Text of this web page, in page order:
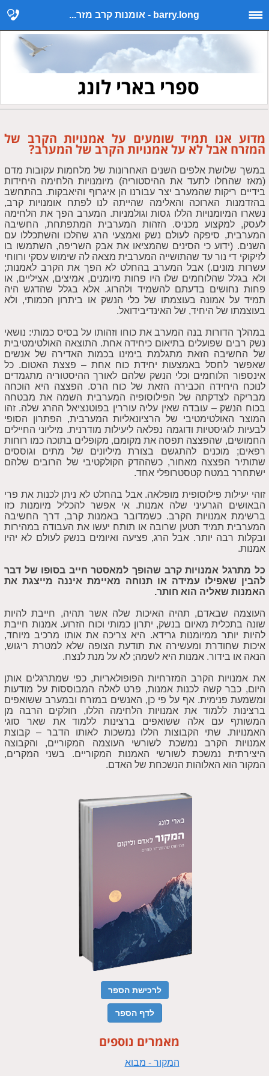
barry.long - אומנות קרב מזר...
ספרי בארי לונג
מדוע אנו תמיד שומעים על אמנויות הקרב של
המזרח אבל לא על אמנויות הקרב של המערב?
במשך שלושת אלפים השנים האחרונות של מלחמות עקובות מדם
(מאז שהחלו לתעד את ההיסטוריה) מיומנויות הלחימה היחידות
בידיים ריקות שהמערב יצר עבורנו הן איגרוף והיאבקות. בהתחשב
בהזדמנות הארוכה והאלימה שהייתה לנו לפתח אומנויות קרב,
נשארו המיומנויות הללו גסות וגולמניות. המערב הפך את הלחימה
לעסק, למקצוע מכניס. הזהות המערבית המתפתחת, החשיבה
המערבית, סיפקה לעולם נשק ואמצעי הרג שהלכו והשתכללו עם
השנים. (ידוע כי הסינים שהמציאו את אבק השריפה, השתמשו בו
לזיקוקי די נור עד שהתושייה המערבית מצאה לה שימוש עסקי ורווחי
עשרות מונים.) אבל המערב בהחלט לא הפך את הקרב לאמנות;
ולא בגלל שהלוחמים שלו היו פחות מיומנים, אמיצים, אציליים, או
פחות נחושים בדעתם להשמיד ולהרוג. אלא בגלל שהדגש היה
תמיד על אמונה בעוצמתו של כלי הנשק או ביתרון הכמותי, ולא
בעוצמתו של היחיד, של האינדיבידואל.
במהלך הדורות בנה המערב את כוחו וזהותו על בסיס כמותי: נושאי
נשק רבים שפועלים בתיאום כיחידה אחת. התוצאה האולטימטיבית
של החשיבה הזאת מתגלמת בימינו בכמות האדירה של אנשים
שאפשר לחסל באמצעות יחידת כוח אחת – פצצת האטום. כל
אינספור הלוחמים וכלי הנשק שלהם לאורך ההיסטוריה מתגמדים
לנוכח היחידה הכבירה הזאת של כוח הרס. הפצצה היא הוכחה
מבריקה לצדקתה של הפילוסופיה המערבית השמה את מבטחה
בכוח הנשק – עובדה שאין עליה עוררין בפוטנציאל ההרג שלה. זהו
המוצר האולטימטיבי של הרציונאליות המערבית, הפתרון הסופי
לבעיות לוגיסטיות ודוגמה נפלאה ליעילות מודרנית. מיליוני החיילים
החמושים, שהפצצה תפסה את מקומם, מקופלים בתוכה כמו רוחות
רפאים; מוכנים להתגשם בצורת מיליונים של מתים וגוססים
שתותיר הפצצה מאחור, כשההדק הקולקטיבי של הרובים שלהם
ישתחרר במטח קטסטרופלי אחד.
זוהי יעילות פילוסופית מופלאה. אבל בהחלט לא ניתן לכנות את פרי
הבאושים הגרעיני שלה אמנות. אי אפשר להכליל מיומנות כזו
ברשימת אמנויות הקרב. כשמדובר באמנות קרב, דרך החשיבה
המערבית תמיד תטען שרובה או תותח יעשו את העבודה במהירות
ובקלות רבה יותר. אבל הרג, פציעה ואיומים בנשק לעולם לא יהיו
אמנות.
כל מתרגל אמנויות קרב שהופך למאסטר חייב בסופו של דבר
להבין שאפילו עמידה או תנוחה מאיימת איננה מייצגת את
האמנות שאליה הוא חותר.
העוצמה שבאדם, תהיה האיכות שלה אשר תהיה, חייבת להיות
שונה בתכלית מאיום בנשק, יתרון כמותי וכוח הזרוע. אמנות חייבת
להיות יותר ממיומנות גרידא. היא צריכה את אותו מרכיב מיוחד,
איכות שחודרת ומעשירה את תודעת הצופה שלא למטרת ריגוש,
הנאה או בידור. אמנות היא לשמה; לא על מנת לנצח.
את אמנויות הקרב המזרחיות הפופולאריות, כפי שמתרגלים אותן
היום, כבר קשה לכנות אמנות, פרט לאלה המבוססות על מודעות
ומשמעת פנימית. אף על פי כן, האנשים במזרח ובמערב ששואפים
ברצינות ללמוד את אמנויות הלחימה הללו, חולקים הרבה מן
המשותף עם אלה ששואפים ברצינות ללמוד את שאר סוגי
האמנויות. שתי הקבוצות הללו נמשכות לאותו הדבר – קבוצת
אמנויות הקרב נמשכת לשורשי העוצמה המקוריים, והקבוצה
היצירתית נמשכת לשורשי האמנות המקוריים. בשני המקרים,
המקור הוא האלוהות הנשכחת של האדם.
מאמרים נוספים
המקור - מבוא
לרכישת הספר
לדף הספר